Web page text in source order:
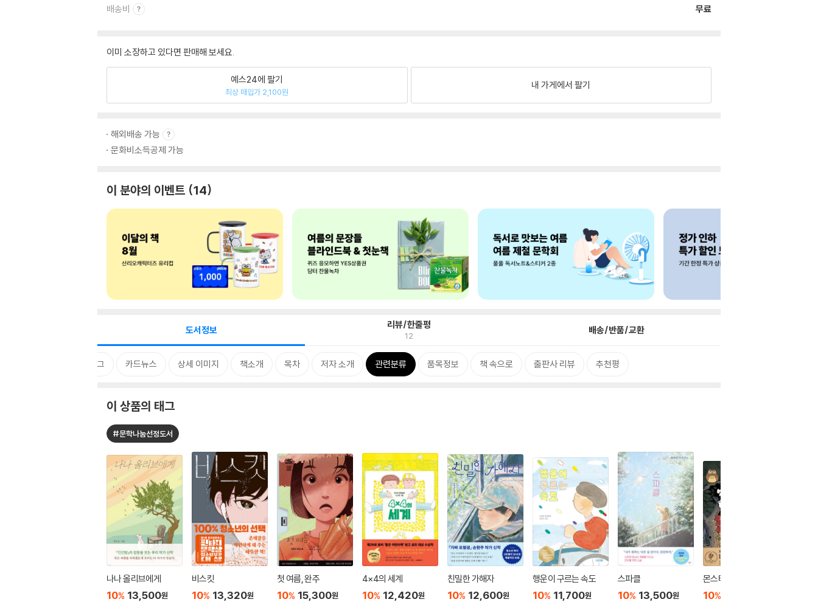
배송비 무료
이미 소장하고 있다면 판매해 보세요.
예스24에 팔기
최상 매입가 2,100원
내 가게에서 팔기
해외배송 가능
문화비소득공제 가능
이 분야의 이벤트 14
도서정보 리뷰/한줄평
12 배송/반품/교환
태그 카드뉴스 상세 이미지 책소개 목차 저자 소개 관련분류 품목정보 책 속으로 출판사 리뷰 추천평
이 상품의 태그
#문학나눔선정도서
나나 올리브에게
10% 13,500원
비스킷
10% 13,320원
첫 여름, 완주
10% 15,300원
4×4의 세계
10% 12,420원
친밀한 가해자
10% 12,600원
행운이 구르는 속도
10% 11,700원
스파클
10% 13,500원
몬스터 캠핑장
10%